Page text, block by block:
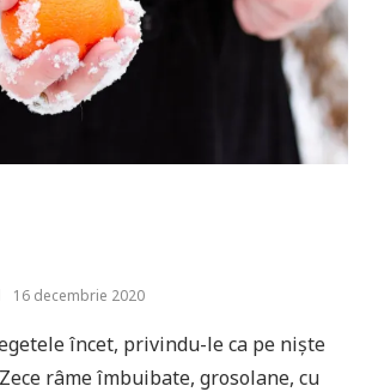
16 decembrie 2020
încet, privindu-le ca pe nişte
râme îmbuibate, grosolane, cu